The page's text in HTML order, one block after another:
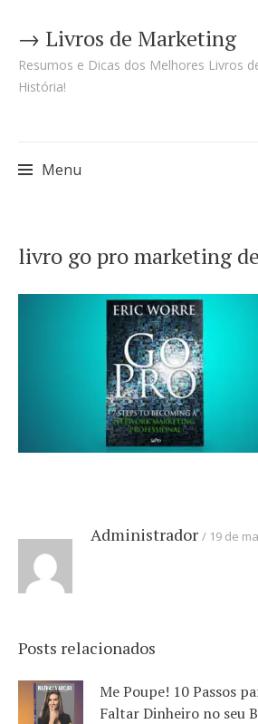
→ Livros de Marketing
Resumos e Dicas dos Melhores Livros
História!
Menu
para
o
livro go pro marketing de
Administrador 19 de
Posts relacionados
Me Poupe! 10 Passos
Faltar Dinheiro no seu